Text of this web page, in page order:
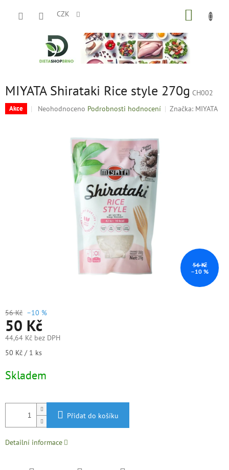
CZK
MIYATA Shirataki Rice style 270g CH002
Akce
Průměrné
Neohodnoceno Podrobnosti hodnocení Značka: MIYATA
56 Kč
–10 %
56 Kč –10 %
50 Kč
44,64 Kč bez DPH
Měrná
50 Kč / 1 ks
Skladem
Přidat do košíku
Detailní informace